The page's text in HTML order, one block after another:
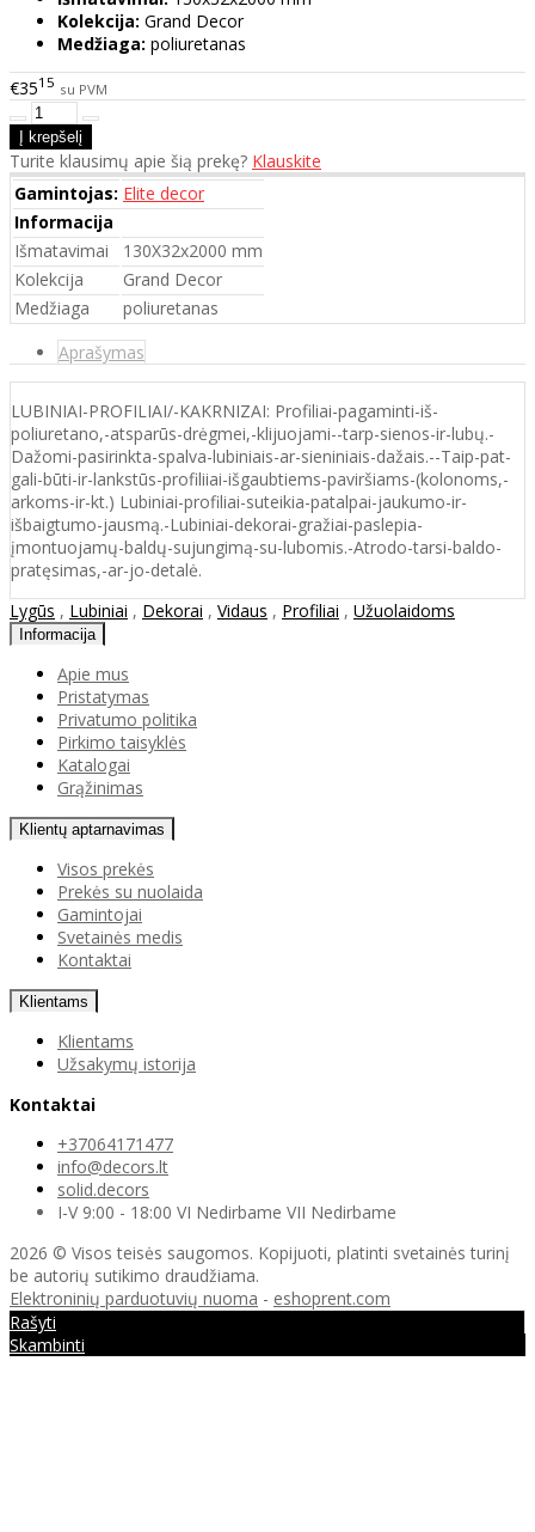
Kolekcija: Grand Decor
Medžiaga: poliuretanas
€3515 su PVM
Turite klausimų apie šią prekę? Klauskite
Gamintojas: Elite decor
Informacija
Išmatavimai
130X32x2000 mm
Kolekcija
Grand Decor
Medžiaga
poliuretanas
Aprašymas
LUBINIAI-PROFILIAI/-KAKRNIZAI: Profiliai-pagaminti-iš-
poliuretano,-atsparūs-drėgmei,-klijuojami--tarp-sienos-ir-lubų.-
Dažomi-pasirinkta-spalva-lubiniais-ar-sieniniais-dažais.--Taip-pat-
gali-būti-ir-lankstūs-profiliiai-išgaubtiems-paviršiams-(kolonoms,-
arkoms-ir-kt.) Lubiniai-profiliai-suteikia-patalpai-jaukumo-ir-
išbaigtumo-jausmą.-Lubiniai-dekorai-gražiai-paslepia-
įmontuojamų-baldų-sujungimą-su-lubomis.-Atrodo-tarsi-baldo-
pratęsimas,-ar-jo-detalė.
Lygūs , Lubiniai , Dekorai , Vidaus , Profiliai , Užuolaidoms
Informacija
Apie mus
Pristatymas
Privatumo politika
Pirkimo taisyklės
Katalogai
Grąžinimas
Klientų aptarnavimas
Visos prekės
Prekės su nuolaida
Gamintojai
Svetainės medis
Kontaktai
Klientams
Klientams
Užsakymų istorija
Kontaktai
+37064171477
info@decors.lt
solid.decors
I-V 9:00 - 18:00 VI Nedirbame VII Nedirbame
2026 © Visos teisės saugomos. Kopijuoti, platinti svetainės turinį
be autorių sutikimo draudžiama.
Elektroninių parduotuvių nuoma - eshoprent.com
Rašyti
Skambinti